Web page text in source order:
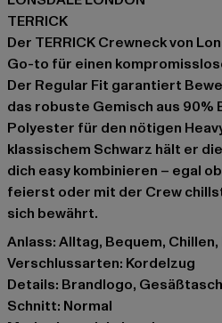
TERRICK
Der TERRICK Crewneck von
Go-to für einen
Der Regular Fit garantiert
das robuste Gemisch aus 90%
Polyester für den nötigen
klassischem Schwarz hält er
dich easy kombinieren – egal
feierst oder mit der Crew
sich bewährt.
Anlass: Alltag, Bequem,
Verschlussarten: Kordelzug
Details: Brandlogo,
Schnitt: Normal